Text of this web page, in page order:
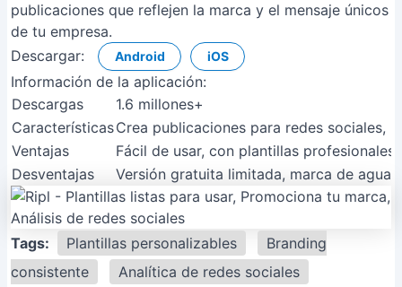
publicaciones que reflejen la marca y el mensaje únicos
de tu empresa.
Descargar:
Android iOS
Información de la aplicación:
Descargas
1.6 millones+
CaracterísticasCrea publicaciones para redes sociales,
Ventajas
Fácil de usar, con plantillas
Desventajas
Versión gratuita limitada, marca de
Tags: Plantillas personalizables
Branding
consistente
Analítica de redes sociales